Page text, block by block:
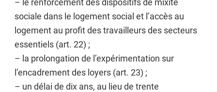
– le renforcement des dispositifs de mixité
sociale dans le logement social et l’accès au
logement au profit des travailleurs des secteurs
essentiels (art. 22) ;
– la prolongation de l’expérimentation sur
l’encadrement des loyers (art. 23) ;
– un délai de dix ans, au lieu de trente